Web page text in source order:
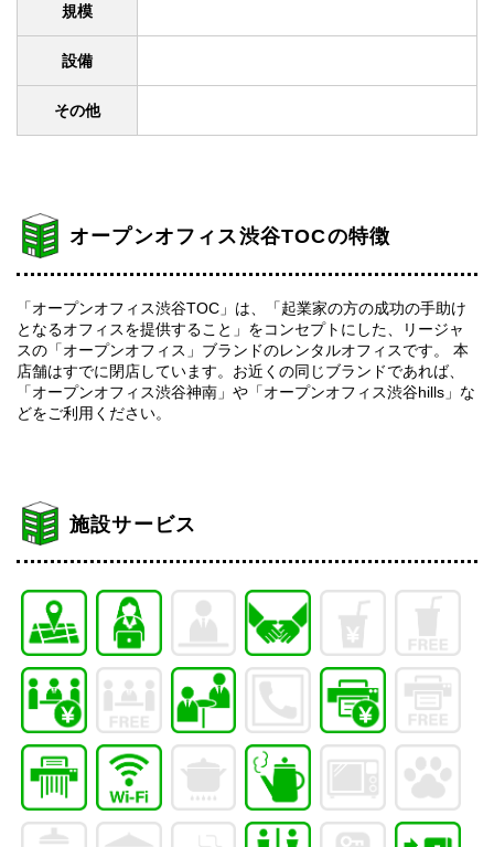
規模
設備
その他
オープンオフィス渋谷TOCの特徴
「オープンオフィス渋谷TOC」は、「起業家の方の成功の手助け
となるオフィスを提供すること」をコンセプトにした、リージャ
スの「オープンオフィス」ブランドのレンタルオフィスです。 本
店舗はすでに閉店しています。お近くの同じブランドであれば、
「オープンオフィス渋谷神南」や「オープンオフィス渋谷hills」な
どをご利用ください。
施設サービス